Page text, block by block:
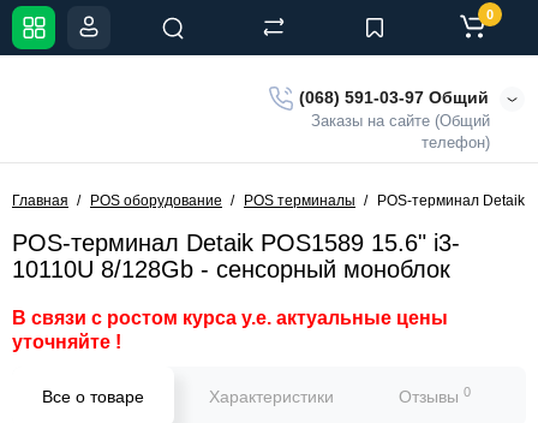
(068) 591-03-97 Общий
Заказы на сайте (Общий
телефон)
0
Главная POS оборудование POS терминалы POS-терминал Detaik
POS-терминал Detaik POS1589 15.6" i3-
10110U 8/128Gb - сенсорный моноблок
В связи с ростом курса у.е. актуальные цены
уточняйте !
Все о товаре Характеристики Отзывы 0